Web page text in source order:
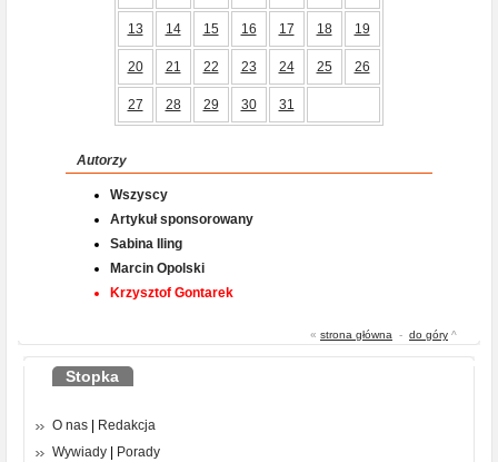
13 14 15 16 17 18 19
20 21 22 23 24 25 26
27 28 29 30 31
Autorzy
Wszyscy
Artykuł sponsorowany
Sabina Iling
Marcin Opolski
Krzysztof Gontarek
« strona główna - do góry ^
Stopka
O nas
Redakcja
Wywiady
Porady